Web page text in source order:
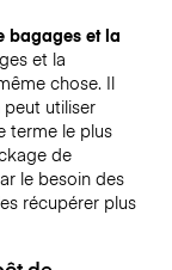
bagages et la
et la
chose. Il
peut utiliser
terme le plus
de
le besoin des
récupérer plus